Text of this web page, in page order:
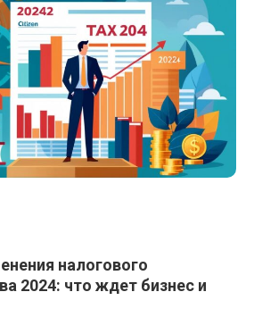
налогового
2024: что ждет бизнес и